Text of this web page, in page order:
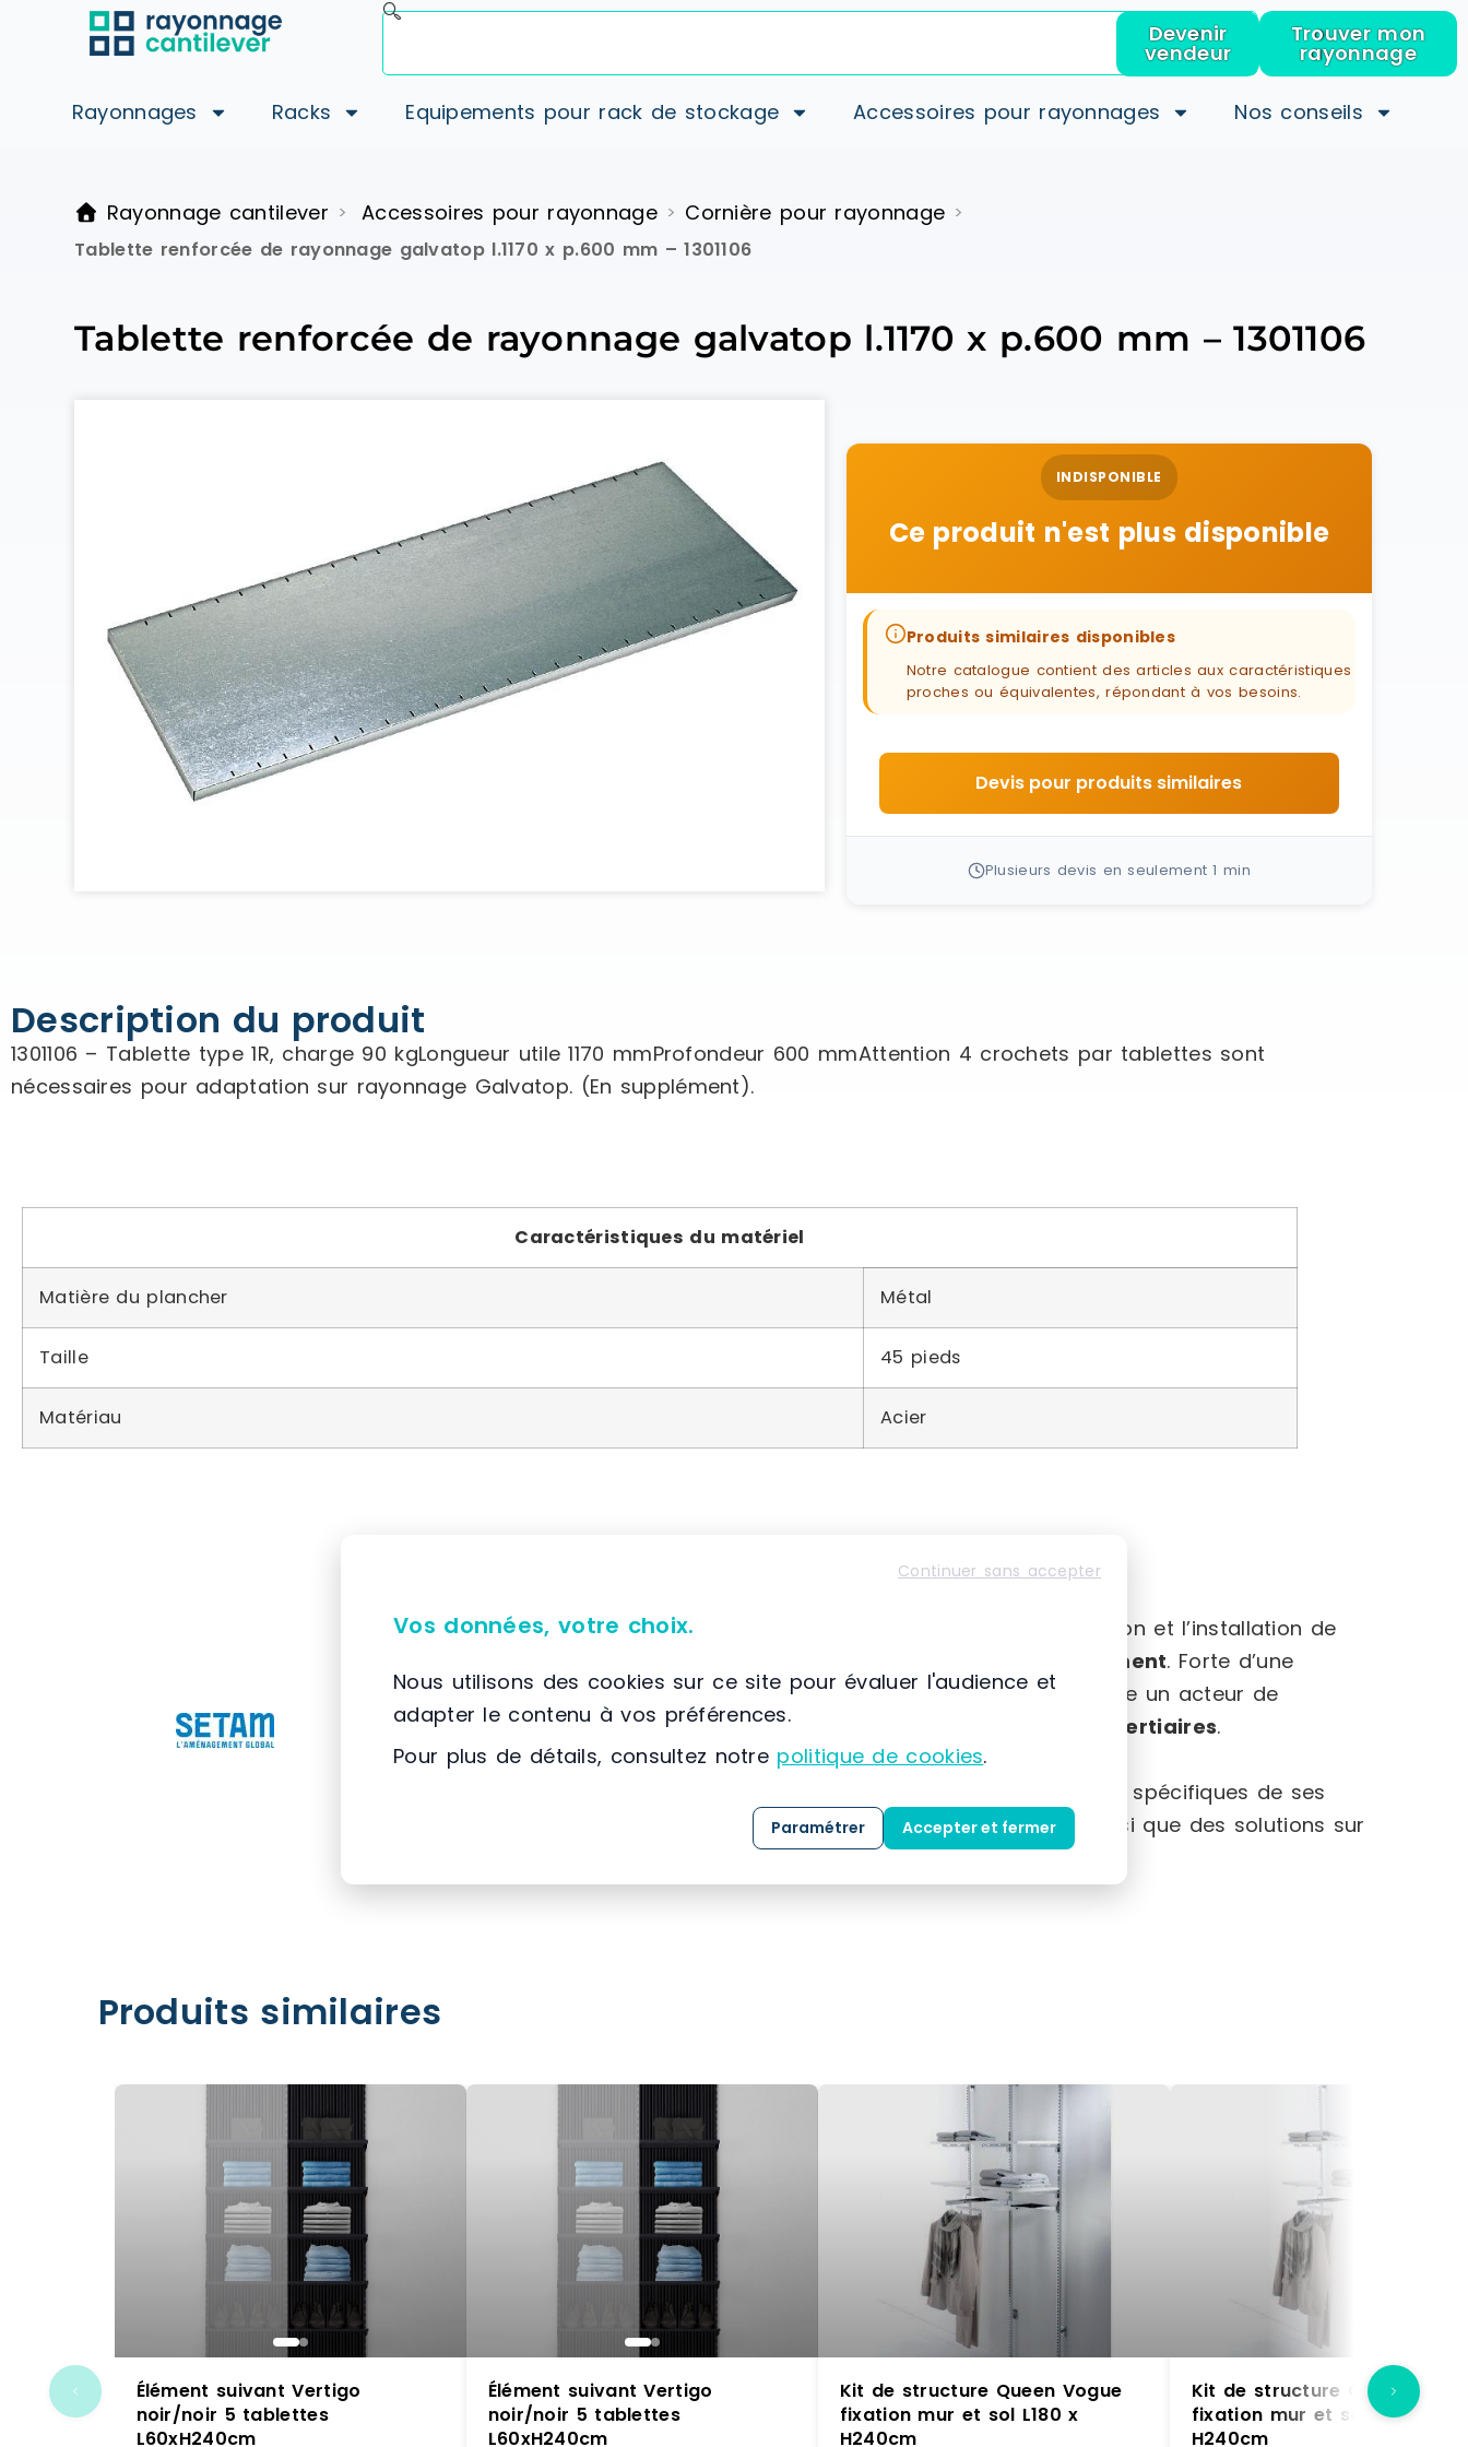
Devenir
vendeur
Trouver mon
rayonnage
Rayonnages Racks Equipements pour rack de stockage Accessoires pour rayonnages Nos conseils
Rayonnage cantilever > Accessoires pour rayonnage > Cornière pour rayonnage >
Tablette renforcée de rayonnage galvatop l.1170 x p.600 mm – 1301106
Tablette renforcée de rayonnage galvatop l.1170 x p.600 mm – 1301106
INDISPONIBLE
Ce produit n'est plus disponible
Produits similaires disponibles
Notre catalogue contient des articles aux caractéristiques
proches ou équivalentes, répondant à vos besoins.
Devis pour produits similaires
Plusieurs devis en seulement 1 min
Description du produit
1301106 – Tablette type 1R, charge 90 kgLongueur utile 1170 mmProfondeur 600 mmAttention 4 crochets par tablettes sont
nécessaires pour adaptation sur rayonnage Galvatop. (En supplément).
Caractéristiques du matériel
Matière du plancher Métal
Taille 45 pieds
Matériau Acier
SETAM est spécialisée dans la conception, la commercialisation et l’installation de
rangement. Forte d’une
expertise développée depuis 1974, l’entreprise s’impose comme un acteur de
référence dans l’aménagement des espaces industriels et tertiaires.
Grâce à une maîtrise approfondie des métiers et des besoins spécifiques de ses
clients, SETAM propose une gamme complète de produits ainsi que des solutions sur
clé en main.
Produits similaires
Élément suivant Vertigo
noir/noir 5 tablettes
L60xH240cm
Élément suivant Vertigo
noir/noir 5 tablettes
L60xH240cm
Kit de structure Queen Vogue
fixation mur et sol L180 x
H240cm
Kit de structure Queen
fixation mur et sol L180 x
H240cm
Continuer sans accepter
Vos données, votre choix.
Nous utilisons des cookies sur ce site pour évaluer l'audience et
adapter le contenu à vos préférences.
Pour plus de détails, consultez notre politique de cookies.
Paramétrer Accepter et fermer